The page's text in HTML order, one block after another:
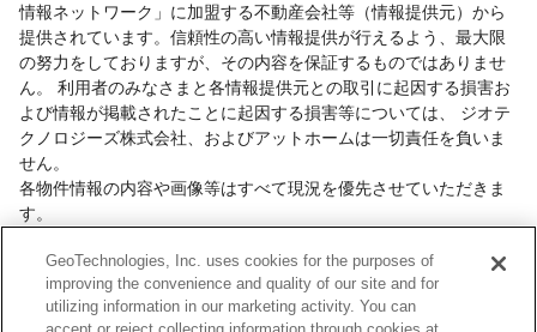
情報ネットワーク」に加盟する不動産会社等（情報提供元）から
提供されています。信頼性の高い情報提供が行えるよう、最大限
の努力をしておりますが、その内容を保証するものではありませ
ん。 利用者のみなさまと各情報提供元との取引に起因する損害お
よび情報が掲載されたことに起因する損害等については、 ジオテ
クノロジーズ株式会社、およびアットホームは一切責任を負いま
せん。
各物件情報の内容や画像等はすべて現況を優先させていただきま
す。
容や契約条件等について、 各情報提供元より十分な説明を受け、
ご自身でご確認の上、判断してください。
このコーナーへの物件情報のご掲載、その他不動産業務ソリュー
GeoTechnologies, Inc. uses cookies for the purposes of
improving the convenience and quality of our site and for
utilizing information in our marketing activity. You can